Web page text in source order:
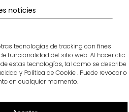
tecnologías de tracking con fines
funcionalidad del sitio web. Al hacer clic
estas tecnologías, tal como se describe
y Política de Cookie . Puede revocar o
en cualquier momento.
notícies